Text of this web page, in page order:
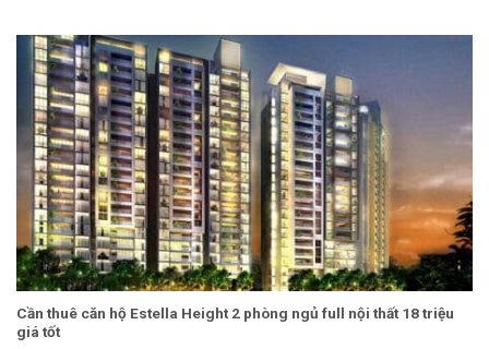
Cần thuê căn hộ Estella Height 2 phòng ngủ full nội thất 18 triệu
giá tốt